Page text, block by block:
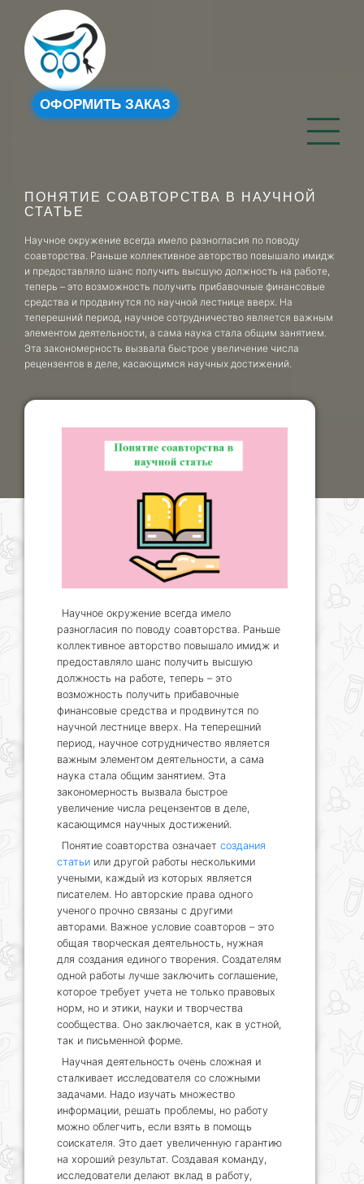
ОФОРМИТЬ ЗАКАЗ
ПОНЯТИЕ СОАВТОРСТВА В НАУЧНОЙ
СТАТЬЕ
Научное окружение всегда имело разногласия по поводу
соавторства. Раньше коллективное авторство повышало имидж
и предоставляло шанс получить высшую должность на работе,
теперь – это возможность получить прибавочные финансовые
средства и продвинутся по научной лестнице вверх. На
теперешний период, научное сотрудничество является важным
элементом деятельности, а сама наука стала общим занятием.
Эта закономерность вызвала быстрое увеличение числа
рецензентов в деле, касающимся научных достижений.
Научное окружение всегда имело
разногласия по поводу соавторства. Раньше
коллективное авторство повышало имидж и
предоставляло шанс получить высшую
должность на работе, теперь – это
возможность получить прибавочные
финансовые средства и продвинутся по
научной лестнице вверх. На теперешний
период, научное сотрудничество является
важным элементом деятельности, а сама
наука стала общим занятием. Эта
закономерность вызвала быстрое
увеличение числа рецензентов в деле,
касающимся научных достижений.
Понятие соавторства означает создания
статьи или другой работы несколькими
учеными, каждый из которых является
писателем. Но авторские права одного
ученого прочно связаны с другими
авторами. Важное условие соавторов – это
общая творческая деятельность, нужная
для создания единого творения. Создателям
одной работы лучше заключить соглашение,
которое требует учета не только правовых
норм, но и этики, науки и творчества
сообщества. Оно заключается, как в устной,
так и письменной форме.
Научная деятельность очень сложная и
сталкивает исследователя со сложными
задачами. Надо изучать множество
информации, решать проблемы, но работу
можно облегчить, если взять в помощь
соискателя. Это дает увеличенную гарантию
на хороший результат. Создавая команду,
исследователи делают вклад в работу,